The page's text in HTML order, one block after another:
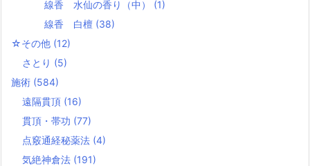
線香 水仙の香り（中） (1)
線香 白檀 (38)
☆その他 (12)
さとり (5)
施術 (584)
遠隔貫頂 (16)
貫頂・帯功 (77)
点竅通経秘薬法 (4)
気絶神倉法 (191)